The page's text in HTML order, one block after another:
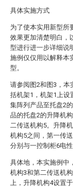
具体实施方式
为了使本实用新型所
效果更加清楚明白，
型进行进一步详细说
施例仅仅用以解释本
型。
请参阅图2和图3，本
括机架1，机架1上设
集阵列产品至托盘2
品的托盘2的升降机
二传送机构5。升降
机构5之间，第一传
分别与一控制柜6电性
具体地，本实施例中
机构3和第二传送机
上，升降机构4设置